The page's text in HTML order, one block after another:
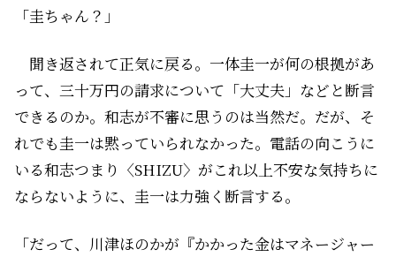
「圭ちゃん？」
聞き返されて正気に戻る。一体圭一が何の根拠があ
って、三十万円の請求について「大丈夫」などと断言
できるのか。和志が不審に思うのは当然だ。だが、そ
れでも圭一は黙っていられなかった。電話の向こうに
いる和志――つまり〈SHIZU〉がこれ以上不安な気持ちに
ならないように、圭一は力強く断言する。
「だって、川津ほのかが『かかった金はマネージャー